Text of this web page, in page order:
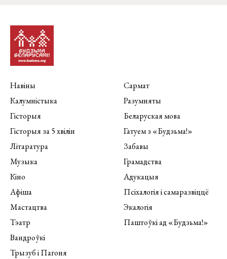
Навіны
Калумністыка
Гісторыя
Гісторыя за 5 хвілін
Літаратура
Музыка
Кіно
Афіша
Мастацтва
Тэатр
Вандроўкі
Трызуб і Пагоня
Сармат
Разумняты
Беларуская мова
Гатуем з «Будзьма!»
Забавы
Грамадства
Адукацыя
Псіхалогія і самаразвіццё
Экалогія
Паштоўкі ад «Будзьма!»